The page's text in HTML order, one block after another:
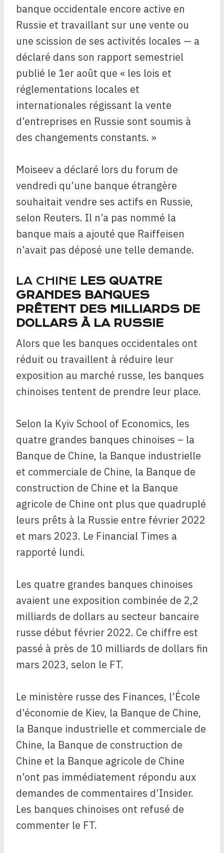
banque occidentale encore active en
Russie et travaillant sur une vente ou
une scission de ses activités locales — a
déclaré dans son rapport semestriel
publié le 1er août que « les lois et
réglementations locales et
internationales régissant la vente
d’entreprises en Russie sont soumis à
des changements constants. »
Moiseev a déclaré lors du forum de
vendredi qu’une banque étrangère
souhaitait vendre ses actifs en Russie,
selon Reuters. Il n’a pas nommé la
banque mais a ajouté que Raiffeisen
n’avait pas déposé une telle demande.
LA CHINE LES QUATRE
GRANDES BANQUES
PRÊTENT DES MILLIARDS DE
DOLLARS À LA RUSSIE
Alors que les banques occidentales ont
réduit ou travaillent à réduire leur
exposition au marché russe, les banques
chinoises tentent de prendre leur place.
Selon la Kyiv School of Economics, les
quatre grandes banques chinoises – la
Banque de Chine, la Banque industrielle
et commerciale de Chine, la Banque de
construction de Chine et la Banque
agricole de Chine ont plus que quadruplé
leurs prêts à la Russie entre février 2022
et mars 2023. Le Financial Times a
rapporté lundi.
Les quatre grandes banques chinoises
avaient une exposition combinée de 2,2
milliards de dollars au secteur bancaire
russe début février 2022. Ce chiffre est
passé à près de 10 milliards de dollars fin
mars 2023, selon le FT.
Le ministère russe des Finances, l’École
d’économie de Kiev, la Banque de Chine,
la Banque industrielle et commerciale de
Chine, la Banque de construction de
Chine et la Banque agricole de Chine
n’ont pas immédiatement répondu aux
demandes de commentaires d’Insider.
Les banques chinoises ont refusé de
commenter le FT.